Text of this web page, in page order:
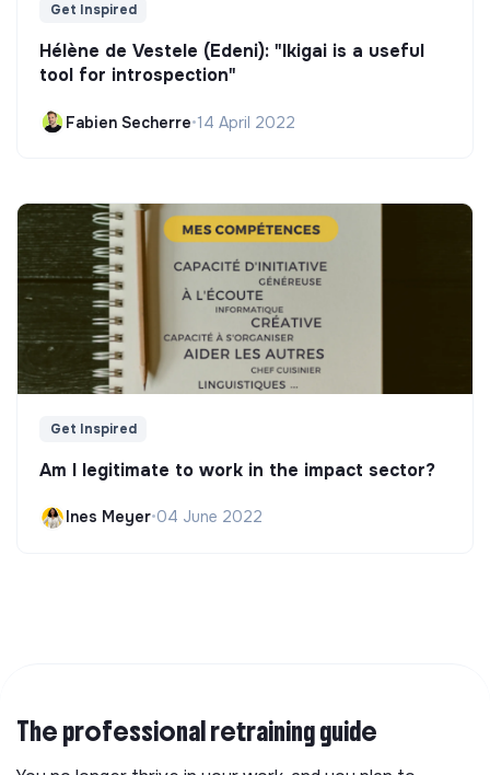
Get Inspired
Hélène de Vestele (Edeni): "Ikigai is a useful
tool for introspection"
Fabien Secherre•14 April 2022
Get Inspired
Am I legitimate to work in the impact sector?
Ines Meyer•04 June 2022
The professional retraining guide